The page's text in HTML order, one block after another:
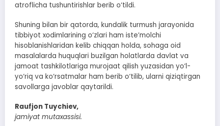
atroflicha tushuntirishlar berib o‘tildi.
Shuning bilan bir qatorda, kundalik turmush jarayonida
tibbiyot xodimlarining o‘zlari ham iste’molchi
hisoblanishlaridan kelib chiqqan holda, sohaga oid
masalalarda huquqlari buzilgan holatlarda davlat va
jamoat tashkilotlariga murojaat qilish yuzasidan yo‘l-
yo‘riq va ko‘rsatmalar ham berib o‘tilib, ularni qiziqtirgan
savollarga javoblar qaytarildi.
Raufjon Tuychiev,
jamiyat mutaxassisi.